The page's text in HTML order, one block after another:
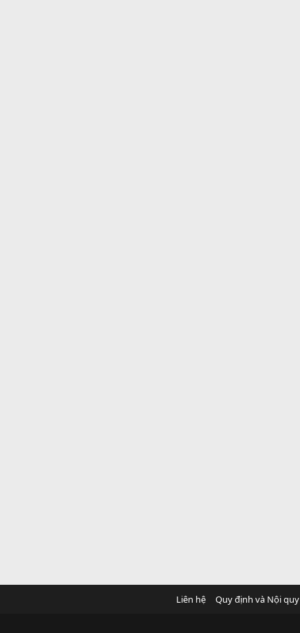
Liên hệ Quy định và Nội quy